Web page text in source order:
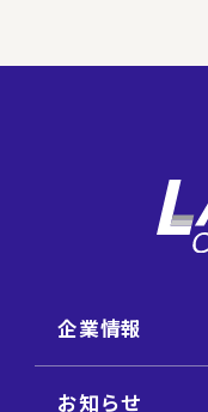
企業情報
お知らせ